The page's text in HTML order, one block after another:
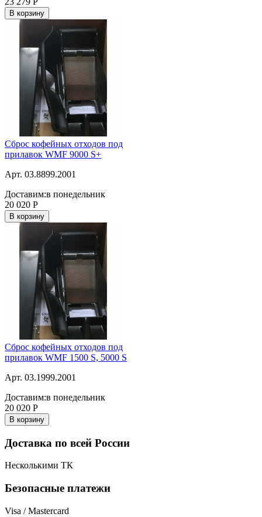
В корзину
Сброс кофейных отходов под
прилавок WMF 9000 S+
Арт. 03.8899.2001
Доставим:в понедельник
20 020 Р
В корзину
Сброс кофейных отходов под
прилавок WMF 1500 S, 5000 S
Арт. 03.1999.2001
Доставим:в понедельник
20 020 Р
В корзину
Доставка по всей России
Несколькими ТК
Безопасные платежи
Visa / Mastercard